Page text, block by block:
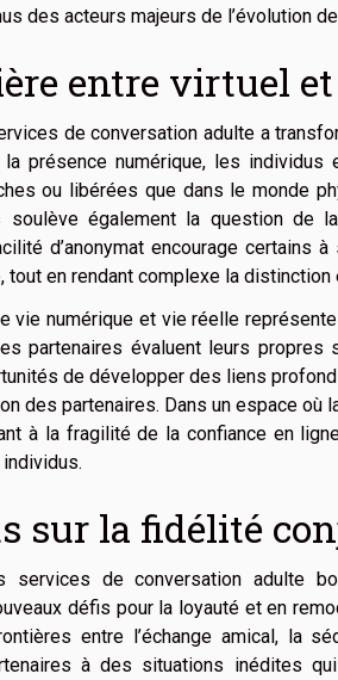
des acteurs majeurs de l’évolution
entre virtuel
de conversation adulte a
présence numérique, les individus
ou libérées que dans le monde
soulève également la question
d’anonymat encourage certains
tout en rendant complexe la
vie numérique et vie réelle
partenaires évaluent leurs
de développer des liens
des partenaires. Dans un espace
à la fragilité de la confiance en
sur la fidélité
services de conversation adulte
défis pour la loyauté et en
entre l’échange amical, la
à des situations inédites